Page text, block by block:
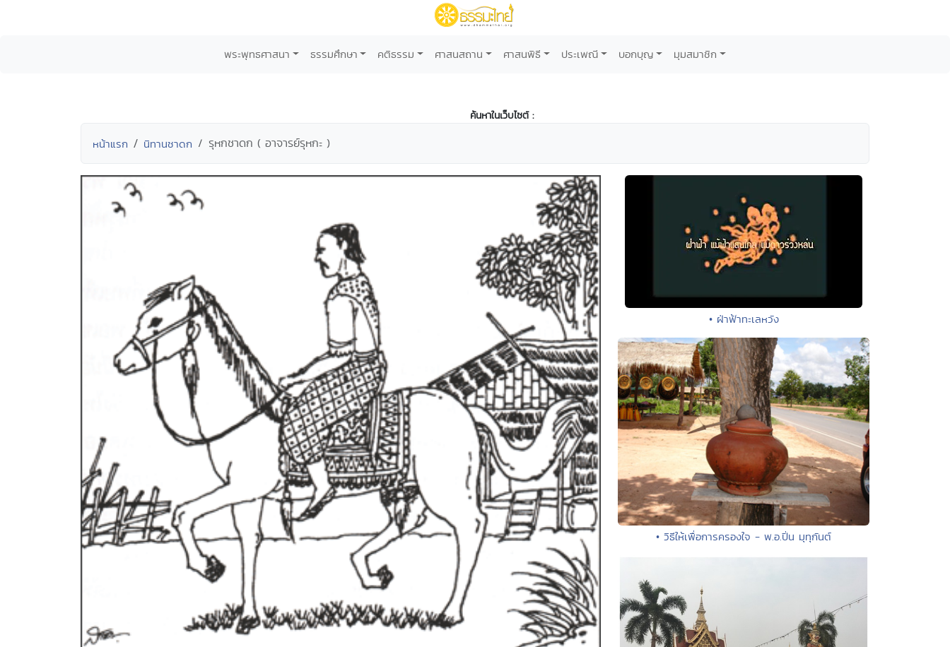
พระพุทธศาสนา ธรรมศึกษา คติธรรม ศาสนสถาน ศาสนพิธี ประเพณี บอกบุญ มุมสมาชิก
ค้นหาในเว็บไซต์ :
หน้าแรก นิทานชาดก รุหกชาดก ( อาจารย์รุหกะ )
• ฝ่าฟ้าทะเลหวัง
• วิธีให้เพื่อการครองใจ - พ.อ.ปิ่น มุทุกันต์